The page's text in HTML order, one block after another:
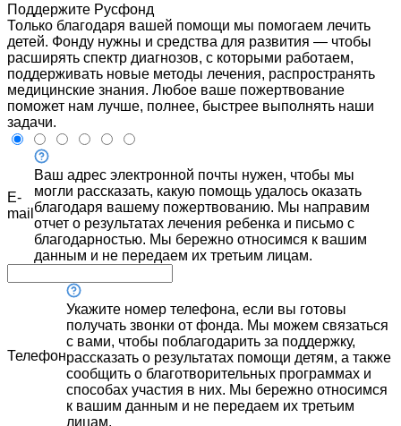
Поддержите Русфонд
Только благодаря вашей помощи мы помогаем лечить
детей. Фонду нужны и средства для развития — чтобы
расширять спектр диагнозов, с которыми работаем,
поддерживать новые методы лечения, распространять
медицинские знания. Любое ваше пожертвование
поможет нам лучше, полнее, быстрее выполнять наши
задачи.
E-
mail
Ваш адрес электронной почты нужен, чтобы мы
могли рассказать, какую помощь удалось оказать
благодаря вашему пожертвованию. Мы направим
отчет о результатах лечения ребенка и письмо с
благодарностью. Мы бережно относимся к вашим
данным и не передаем их третьим лицам.
Телефон
Укажите номер телефона, если вы готовы
получать звонки от фонда. Мы можем связаться
с вами, чтобы поблагодарить за поддержку,
рассказать о результатах помощи детям, а также
сообщить о благотворительных программах и
способах участия в них. Мы бережно относимся
к вашим данным и не передаем их третьим
лицам.